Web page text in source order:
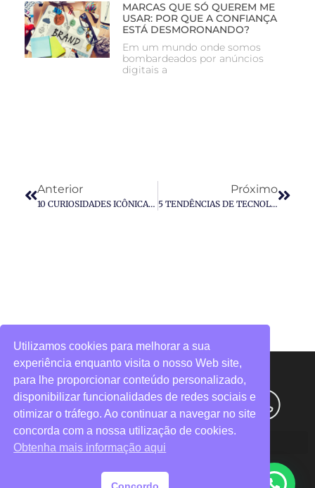
MARCAS QUE SÓ QUEREM ME
USAR: POR QUE A CONFIANÇA
ESTÁ DESMORONANDO?
Em um mundo onde somos
bombardeados por anúncios
digitais a
Anterior
10 CURIOSIDADES ICÔNICAS SOBRE O MARKETING
Próximo
5 TENDÊNCIAS DE TECNOLOGIA QUE PROMETEM REVOLUCIONAR O MUNDO EM 2023
Utilizamos cookies para melhorar a sua
experiência enquanto visita o nosso Web site,
para lhe proporcionar conteúdo personalizado,
disponibilizar funcionalidades de redes sociais e
otimizar o tráfego. Ao continuar a navegar no site
concorda com a nossa utilização de cookies.
Obtenha mais informação aqui